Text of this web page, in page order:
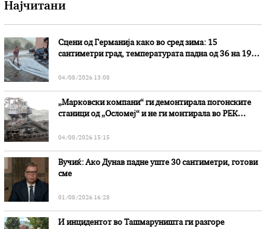
Најчитани
Сцени од Германија како во сред зима: 15
сантиметри град, температурата падна од 36 на 19
04/08/2026 13:08
„Марковски компани“ ги демонтирала погонските
станици од „Осломеј“ и не ги монтирала во РЕК
04/08/2026 15:15
Вучиќ: Ако Дунав падне уште 30 сантиметри, готови
сме
01/08/2026 16:28
И инцидентот во Ташмаруништa ги разгоре